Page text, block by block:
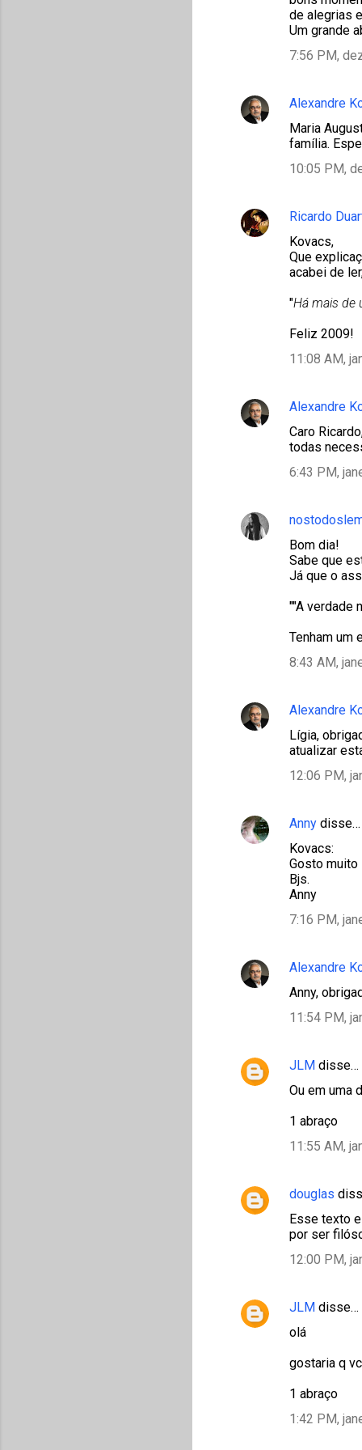
de alegrias
Um grande
7:56 PM,
Alexandre
Maria
família.
10:05 PM,
Ricardo
Kovacs,
Que
acabei de
"Há mais de
Feliz 2009!
11:08 AM,
Alexandre
Caro
todas
6:43 PM,
Bom dia!
Sabe que
Já que o
""A verdade
Tenham um
8:43 AM,
Alexandre
Lígia,
atualizar
12:06 PM,
Anny disse…
Kovacs:
Gosto muito
Bjs.
Anny
7:16 PM,
Alexandre
Anny,
11:54 PM,
JLM disse…
Ou em uma
1 abraço
11:55 AM,
douglas
Esse texto
por ser
12:00 PM,
JLM disse…
olá
gostaria q
1 abraço
1:42 PM,